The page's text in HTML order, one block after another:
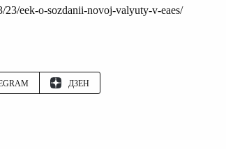
23/eek-o-sozdanii-novoj-valyuty-v-eaes/
ДЗЕН